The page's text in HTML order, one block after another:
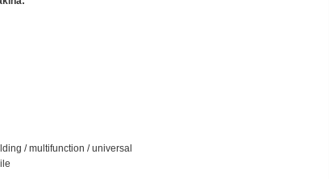
/ multifunction / universal